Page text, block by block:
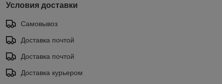
Условия доставки
Самовывоз
Доставка почтой
Доставка почтой
Доставка курьером